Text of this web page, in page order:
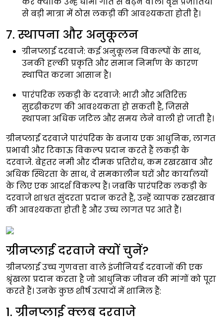
से बड़ी मात्रा में ठोस लकड़ी की आवश्यकता होती है।
7. स्थापना और अनुकूलन
ग्रीनप्लाई दरवाजे: कई अनुकूलन विकल्पों के साथ,
उनकी हल्की प्रकृति और समान निर्माण के कारण
स्थापित करना आसान है।
पारंपरिक लकड़ी के दरवाजे: भारी और अतिरिक्त
सुदृढीकरण की आवश्यकता हो सकती है, जिससे
स्थापना अधिक जटिल और समय लेने वाली हो जाती है।
ग्रीनप्लाई दरवाजे पारंपरिक के बजाय एक आधुनिक, लागत
प्रभावी और टिकाऊ विकल्प प्रदान करते हैं लकड़ी के
दरवाजे. बेहतर नमी और दीमक प्रतिरोध, कम रखरखाव और
अधिक स्थिरता के साथ, वे समकालीन घरों और कार्यालयों
के लिए एक आदर्श विकल्प हैं। जबकि पारंपरिक लकड़ी के
दरवाजे शाश्वत सुंदरता प्रदान करते हैं, उन्हें व्यापक रखरखाव
की आवश्यकता होती है और उच्च लागत पर आते हैं।
ग्रीनप्लाई दरवाजे क्यों चुनें?
ग्रीनप्लाई उच्च गुणवत्ता वाले इंजीनियर्ड दरवाजों की एक
श्रृंखला प्रदान करता है जो आधुनिक जीवन की मांगों को पूरा
करते हैं। उनके कुछ शीर्ष उत्पादों में शामिल हैं:
1. ग्रीनप्लाई क्लब दरवाजे